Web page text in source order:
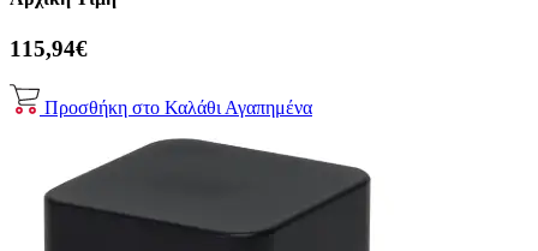
115,94€
Προσθήκη στο ΚαλάθιΑγαπημένα